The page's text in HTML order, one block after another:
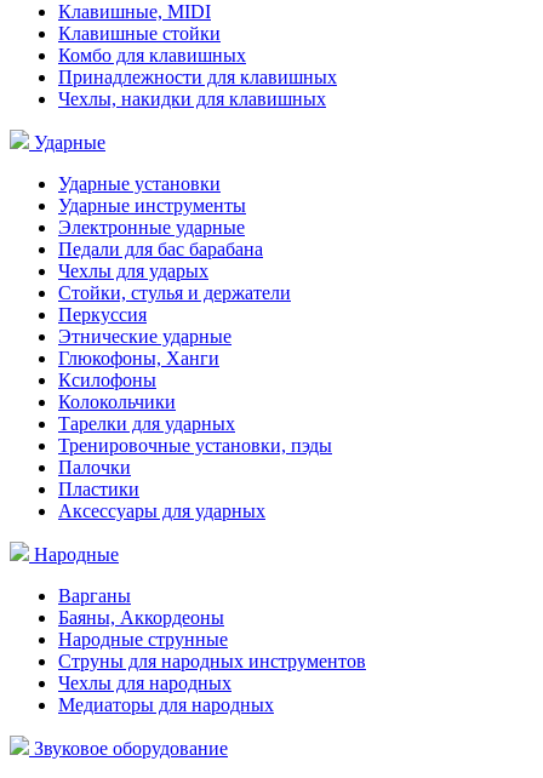
Клавишные, MIDI
Клавишные стойки
Комбо для клавишных
Принадлежности для клавишных
Чехлы, накидки для клавишных
Ударные
Ударные установки
Ударные инструменты
Электронные ударные
Педали для бас барабана
Чехлы для ударых
Стойки, стулья и держатели
Перкуссия
Этнические ударные
Глюкофоны, Ханги
Ксилофоны
Колокольчики
Тарелки для ударных
Тренировочные установки, пэды
Палочки
Пластики
Аксессуары для ударных
Народные
Варганы
Баяны, Аккордеоны
Народные струнные
Струны для народных инструментов
Чехлы для народных
Медиаторы для народных
Звуковое оборудование